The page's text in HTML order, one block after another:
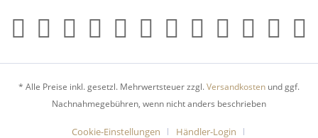
* Alle Preise inkl. gesetzl. Mehrwertsteuer zzgl.Versandkosten und ggf.
Nachnahmegebühren, wenn nicht anders beschrieben
Cookie-Einstellungen Händler-Login